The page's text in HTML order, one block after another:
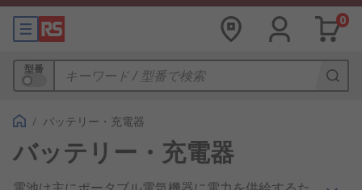
0
型番
/ バッテリー・充電器
バッテリー・充電器